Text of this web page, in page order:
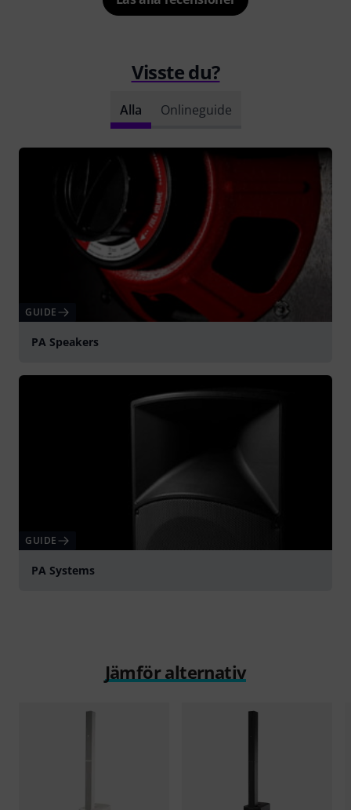
Visste du?
Alla Onlineguide
GUIDE
PA Speakers
GUIDE
PA Systems
Jämför alternativ